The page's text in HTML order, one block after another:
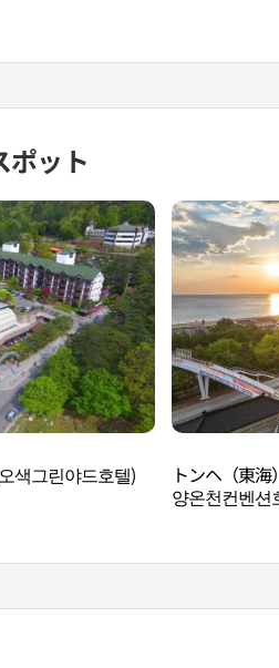
ポット
색그린야드호텔)
トンヘ（東
양온천컨벤션